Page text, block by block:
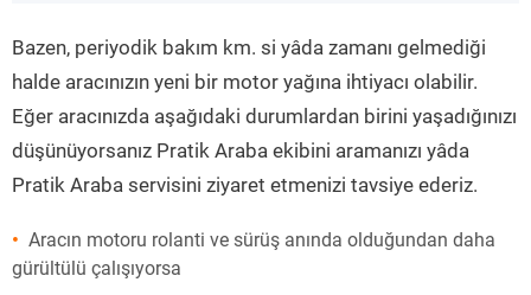
Bazen, periyodik bakım km. si yâda zamanı gelmediği
halde aracınızın yeni bir motor yağına ihtiyacı olabilir.
Eğer aracınızda aşağıdaki durumlardan birini yaşadığınızı
düşünüyorsanız Pratik Araba ekibini aramanızı yâda
Pratik Araba servisini ziyaret etmenizi tavsiye ederiz.
Aracın motoru rolanti ve sürüş anında olduğundan daha
gürültülü çalışıyorsa